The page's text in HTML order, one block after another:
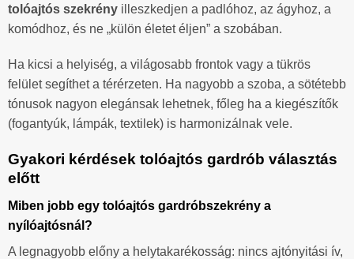
tolóajtós szekrény illeszkedjen a padlóhoz, az ágyhoz, a
komódhoz, és ne „külön életet éljen” a szobában.
Ha kicsi a helyiség, a világosabb frontok vagy a tükrös
felület segíthet a térérzeten. Ha nagyobb a szoba, a sötétebb
tónusok nagyon elegánsak lehetnek, főleg ha a kiegészítők
(fogantyúk, lámpák, textilek) is harmonizálnak vele.
Gyakori kérdések tolóajtós gardrób választás
előtt
Miben jobb egy tolóajtós gardróbszekrény a
nyílóajtósnál?
A legnagyobb előny a helytakarékosság: nincs ajtónyitási ív,